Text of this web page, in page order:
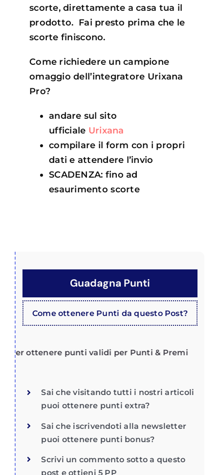
scorte, direttamente a casa tua il
prodotto. Fai presto prima che le
scorte finiscono.
Come richiedere un campione
omaggio dell’integratore Urixana
Pro?
andare sul sito
ufficiale Urixana
compilare il form con i propri
dati e attendere l’invio
SCADENZA: fino ad
esaurimento scorte
Guadagna Punti
Come ottenere Punti da questo Post?
ottenere punti validi per Punti & Premi
Sai che visitando tutti i nostri articoli
puoi ottenere punti extra?
Sai che iscrivendoti alla newsletter
puoi ottenere punti bonus?
Scrivi un commento sotto a questo
post e ottieni 5 PP